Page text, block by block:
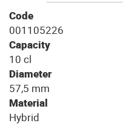
Code
001105226
Capacity
10 cl
Diameter
57,5 mm
Material
Hybrid